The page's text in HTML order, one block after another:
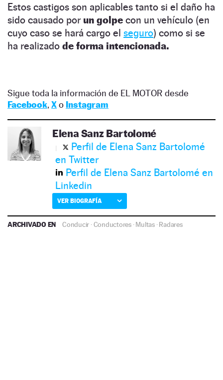
Estos castigos son aplicables tanto si el daño ha
sido causado por un golpe con un vehículo (en
cuyo caso se hará cargo el seguro) como si se
ha realizado de forma intencionada.
Sigue toda la información de EL MOTOR desde
Facebook, Xo Instagram
Elena Sanz Bartolomé
Perfil de Elena Sanz Bartolomé
en Twitter
Perfil de Elena Sanz Bartolomé en
Linkedin
VER BIOGRAFÍA
ARCHIVADO EN Conducir ·Conductores·Multas·Radares